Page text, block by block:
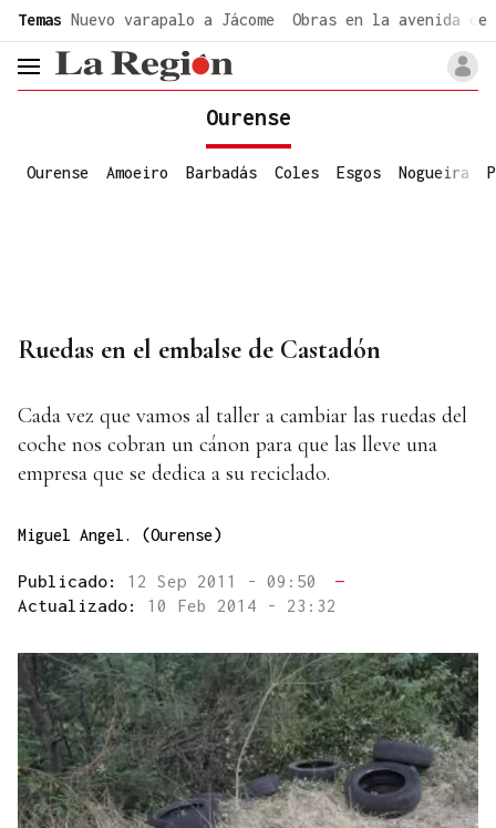
Temas Nuevo varapalo a Jácome Obras en la avenida de
header.menu.open
Ourense
Ourense Amoeiro Barbadás Coles Esgos Nogueira
Ruedas en el embalse de Castadón
Cada vez que vamos al taller a cambiar las ruedas del
coche nos cobran un cánon para que las lleve una
empresa que se dedica a su reciclado.
Miguel Angel. (Ourense)
Publicado: 12 Sep 2011 - 09:50
—
Actualizado: 10 Feb 2014 - 23:32